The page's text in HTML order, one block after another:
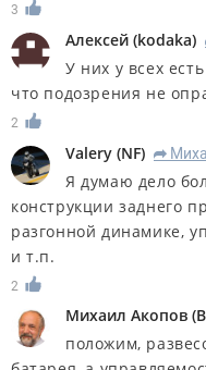
3
Алексей (kodaka)
У них у всех
что подозрения не
2
Valery (NF) R
Я думаю дело
конструкции заднего
разгонной динамике,
и т.п.
2
Михаил Акопов (
положим,